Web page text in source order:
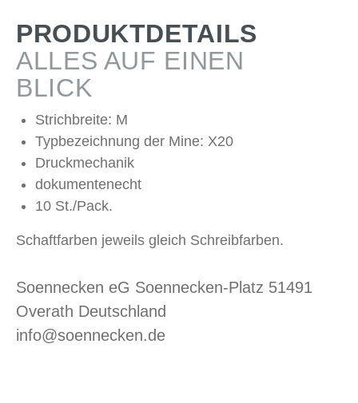
PRODUKTDETAILS
ALLES AUF EINEN
BLICK
Strichbreite: M
Typbezeichnung der Mine: X20
Druckmechanik
dokumentenecht
10 St./Pack.
Schaftfarben jeweils gleich Schreibfarben.
Soennecken eG Soennecken-Platz 51491
Overath Deutschland
info@soennecken.de